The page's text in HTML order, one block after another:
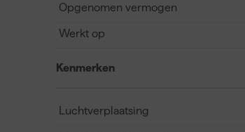
Opgenomen vermogen
Werkt op
Kenmerken
Luchtverplaatsing